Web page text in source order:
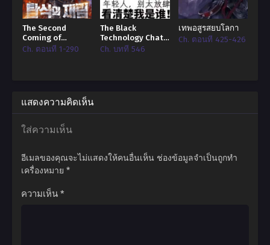
The Second
Coming of
Gluttony
Ch. ตอนที่ 1-290
The Black
Technology Chat
Group of the Ten
Ch. บทที่ 546
เทพอสูรสยบโลกา
Ch. ตอนที่ 425-426
แสดงความคิดเห็น
ใส่ความเห็น
อีเมลของคุณจะไม่แสดงให้คนอื่นเห็น ช่องข้อมูลจำเป็นถูกทำ
เครื่องหมาย *
ความเห็น *